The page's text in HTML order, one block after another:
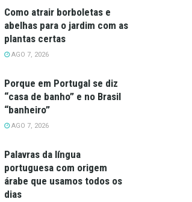
Como atrair borboletas e
abelhas para o jardim com as
plantas certas
AGO 7, 2026
Porque em Portugal se diz
“casa de banho” e no Brasil
“banheiro”
AGO 7, 2026
Palavras da língua
portuguesa com origem
árabe que usamos todos os
dias